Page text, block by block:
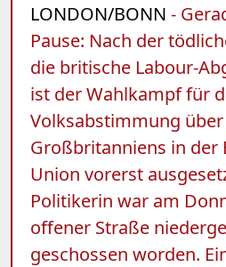
LONDON/BONN -
Pause: Nach der
die britische Labour-
ist der Wahlkampf für
Volksabstimmung
Großbritanniens in der
Union vorerst
Politikerin war am
offener Straße
geschossen worden.